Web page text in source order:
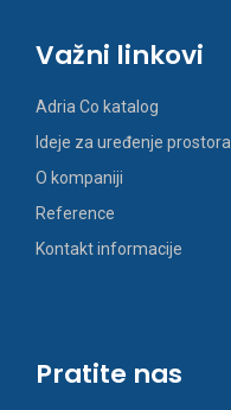
Važni linkovi
Adria Co katalog
Ideje za uređenje prostora
O kompaniji
Reference
Kontakt informacije
Pratite nas